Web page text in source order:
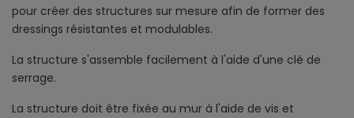
pour créer des structures sur mesure afin de former des
dressings résistantes et modulables.
La structure s'assemble facilement à l'aide d'une clé de
serrage.
La structure doit être fixée au mur à l'aide de vis et